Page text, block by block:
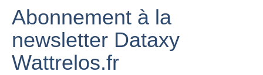
Abonnement à la
newsletter Dataxy
Wattrelos.fr